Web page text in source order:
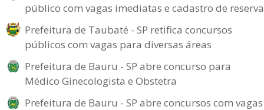
público com vagas imediatas e cadastro de reserva
Prefeitura de Taubaté - SP retifica concursos
públicos com vagas para diversas áreas
Prefeitura de Bauru - SP abre concurso para
Médico Ginecologista e Obstetra
Prefeitura de Bauru - SP abre concursos com vagas